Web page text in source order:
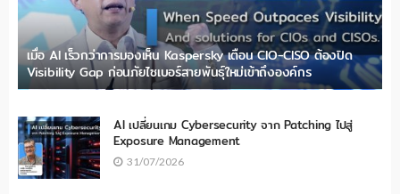
เมื่อ AI เร็วกว่าการมองเห็น Kaspersky เตือน CIO-CISO ต้องปิด
Visibility Gap ก่อนภัยไซเบอร์สายพันธุ์ใหม่เข้าถึงองค์กร
AI เปลี่ยนเกม Cybersecurity จาก Patching ไปสู่
Exposure Management
31/07/2026